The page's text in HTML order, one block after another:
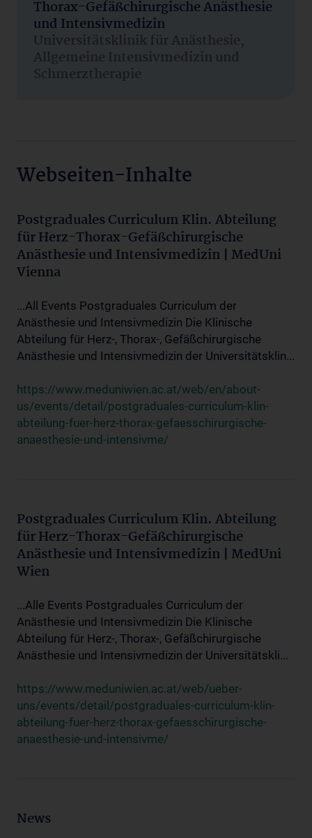
Thorax-Gefäßchirurgische Anästhesie
und Intensivmedizin
Universitätsklinik für Anästhesie,
Allgemeine Intensivmedizin und
Schmerztherapie
Webseiten-Inhalte
Postgraduales Curriculum Klin. Abteilung
für Herz-Thorax-Gefäßchirurgische
Anästhesie und Intensivmedizin | MedUni
Vienna
...All Events Postgraduales Curriculum der
Anästhesie und Intensivmedizin Die Klinische
Abteilung für Herz-, Thorax-, Gefäßchirurgische
Anästhesie und Intensivmedizin der Universitätsklin...
https://www.meduniwien.ac.at/web/en/about-
us/events/detail/postgraduales-curriculum-klin-
abteilung-fuer-herz-thorax-gefaesschirurgische-
anaesthesie-und-intensivme/
Postgraduales Curriculum Klin. Abteilung
für Herz-Thorax-Gefäßchirurgische
Anästhesie und Intensivmedizin | MedUni
Wien
...Alle Events Postgraduales Curriculum der
Anästhesie und Intensivmedizin Die Klinische
Abteilung für Herz-, Thorax-, Gefäßchirurgische
Anästhesie und Intensivmedizin der Universitätskli...
https://www.meduniwien.ac.at/web/ueber-
uns/events/detail/postgraduales-curriculum-klin-
abteilung-fuer-herz-thorax-gefaesschirurgische-
anaesthesie-und-intensivme/
News